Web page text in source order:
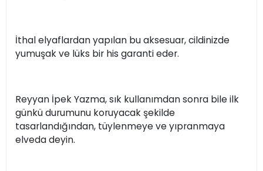
İthal elyaflardan yapılan bu aksesuar, cildinizde
yumuşak ve lüks bir his garanti eder.
Reyyan İpek Yazma, sık kullanımdan sonra bile ilk
günkü durumunu koruyacak şekilde
tasarlandığından, tüylenmeye ve yıpranmaya
elveda deyin.